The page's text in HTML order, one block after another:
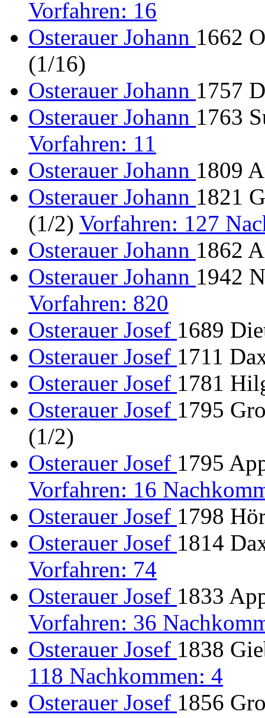
Vorfahren: 16
Osterauer Johann 1662
(1/16)
Osterauer Johann 1757
Osterauer Johann 1763
Vorfahren: 11
Osterauer Johann 1809
Osterauer Johann 1821
(1/2) Vorfahren: 127
Osterauer Johann 1862
Osterauer Johann 1942
Vorfahren: 820
Osterauer Josef 1689
Osterauer Josef 1711
Osterauer Josef 1781
Osterauer Josef 1795
(1/2)
Osterauer Josef 1795
Vorfahren: 16
Osterauer Josef 1798
Osterauer Josef 1814
Vorfahren: 74
Osterauer Josef 1833
Vorfahren: 36
Osterauer Josef 1838
118 Nachkommen: 4
Osterauer Josef 1856